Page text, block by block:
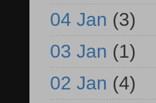
04 Jan (3)
03 Jan (1)
02 Jan (4)